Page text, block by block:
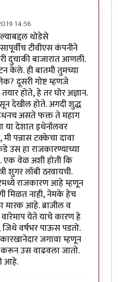
14:56
बहुसंख्य
थोडेसे
टीवीएस कंपनीने
दुचाकी बाजारात आणली.
केले. ही बातमी तुमच्या
दूसरी गोष्ट म्हणजे
होते, हे तर घोर अज्ञान.
देखील होते. अगदी शुद्ध
असते फक्त ते महाग
या देशात इथेनॉलवर
पन्नास टक्केचा दावा
हा राजकारण्याच्या
एक वेळ अशी होती कि
शुगर लॉबी ठरवायची.
राजकारण आहे म्हणून
मिळत नाही, नेमके हेच
मारक आहे. ब्राजील व
येते याचे कारण हे
वर्षभर पाऊस पडतो.
जगावा म्हणून
करून उस वाढवला जातो.
आहे.